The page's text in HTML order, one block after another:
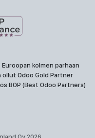
kolmen parhaan
Odoo Gold Partner
BOP (Best Odoo Partners)
Oy 2026